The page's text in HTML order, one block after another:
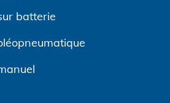
batterie
Accepter et continuer